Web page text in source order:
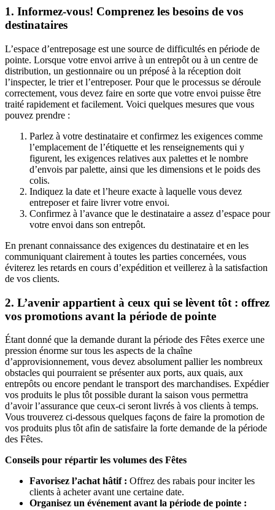
1. Informez-vous! Comprenez les besoins de vos
destinataires
L’espace d’entreposage est une source de difficultés en période de
pointe. Lorsque votre envoi arrive à un entrepôt ou à un centre de
distribution, un gestionnaire ou un préposé à la réception doit
l’inspecter, le trier et l’entreposer. Pour que le processus se déroule
correctement, vous devez faire en sorte que votre envoi puisse être
traité rapidement et facilement. Voici quelques mesures que vous
pouvez prendre :
Parlez à votre destinataire et confirmez les exigences comme
l’emplacement de l’étiquette et les renseignements qui y
figurent, les exigences relatives aux palettes et le nombre
d’envois par palette, ainsi que les dimensions et le poids des
colis.
Indiquez la date et l’heure exacte à laquelle vous devez
entreposer et faire livrer votre envoi.
Confirmez à l’avance que le destinataire a assez d’espace pour
votre envoi dans son entrepôt.
En prenant connaissance des exigences du destinataire et en les
communiquant clairement à toutes les parties concernées, vous
éviterez les retards en cours d’expédition et veillerez à la satisfaction
de vos clients.
2. L’avenir appartient à ceux qui se lèvent tôt : offrez
vos promotions avant la période de pointe
Étant donné que la demande durant la période des Fêtes exerce une
pression énorme sur tous les aspects de la chaîne
d’approvisionnement, vous devez absolument pallier les nombreux
obstacles qui pourraient se présenter aux ports, aux quais, aux
entrepôts ou encore pendant le transport des marchandises. Expédier
vos produits le plus tôt possible durant la saison vous permettra
d’avoir l’assurance que ceux-ci seront livrés à vos clients à temps.
Vous trouverez ci-dessous quelques façons de faire la promotion de
vos produits plus tôt afin de satisfaire la forte demande de la période
des Fêtes.
Conseils pour répartir les volumes des Fêtes
Favorisez l’achat hâtif : Offrez des rabais pour inciter les
clients à acheter avant une certaine date.
Organisez un événement avant la période de pointe :